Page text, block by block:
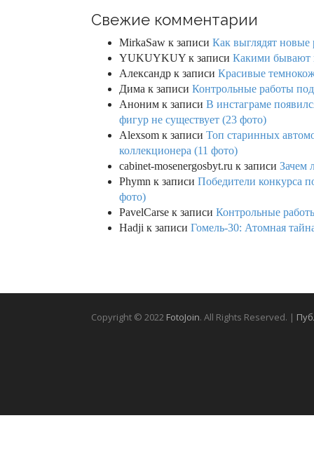
Свежие комментарии
MirkaSaw к записи Как выглядят новые
YUKUYKUY к записи Какими бывают
Александр к записи Красивые
Дима к записи Контрольные работы
Аноним к записи В инстаграме
фигур не существует (23 фото)
Alexsom к записи Топ старинных
коллекционера (11 фото)
cabinet-mosenergosbyt.ru к записи Зачем
Phymn к записи Победители конкурса
фото)
PavelCarse к записи Контрольные
Hadji к записи Гомель-30: Атомная
Copyright © 2022 FotoJoin. All Rights Reserved. |